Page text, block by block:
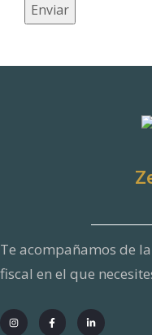
Enviar
Te acompañamos de
fiscal en el que